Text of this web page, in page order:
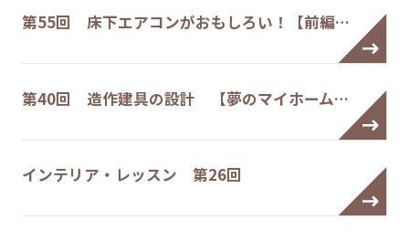
第55回 床下エアコンがおもしろい！【前編…
第40回 造作建具の設計 【夢のマイホーム…
インテリア・レッスン 第26回